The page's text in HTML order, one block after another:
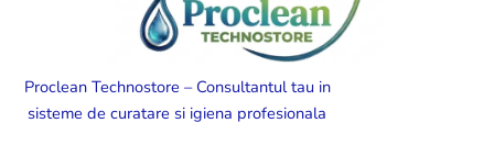
Proclean Technostore – Consultantul tau in
sisteme de curatare si igiena profesionala